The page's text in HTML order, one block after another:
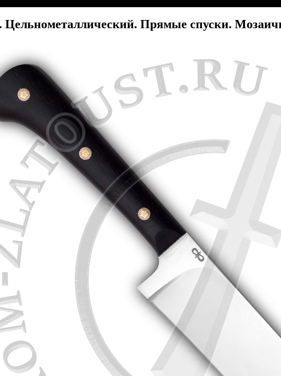
Цельнометаллический. Прямые спуски.